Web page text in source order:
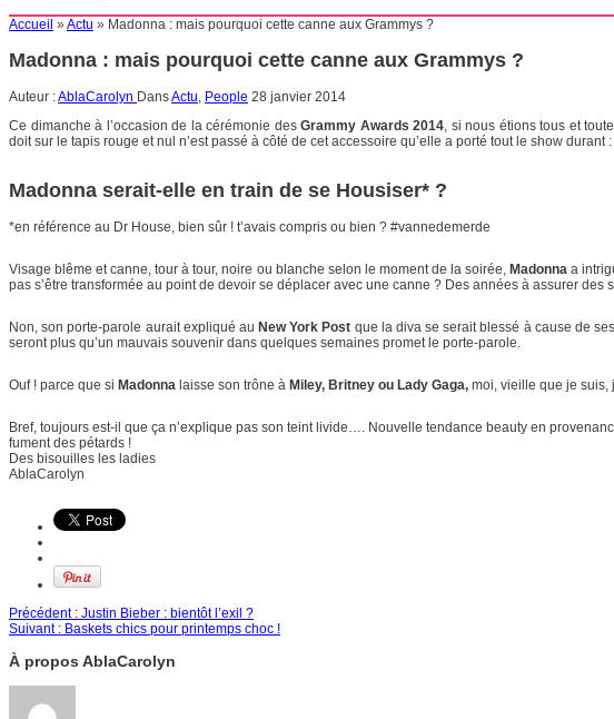
Accueil » Actu » Madonna : mais pourquoi cette canne aux Grammys ?
Madonna : mais pourquoi cette canne aux Grammys ?
Auteur :AblaCarolyn DansActu People 28 janvier 2014
Ce dimanche à l’occasion de la cérémonie desGrammy Awards 2014 , si nous étions tous et
doit sur le tapis rouge et nul n’est passé à côté de cet accessoire qu’elle a porté tout le show durant
Madonna serait-elle en train de se Housiser* ?
*en référence au Dr House, bien sûr ! t’avais compris ou bien ? #vannedemerde
Visage blême et canne, tour à tour, noire ou blanche selon le moment de la soirée,Madonna a
pas s’être transformée au point de devoir se déplacer avec une canne ? Des années à assurer
Non, son porte-parole aurait expliqué au New York Post que la diva se serait blessé à cause de
seront plus qu’un mauvais souvenir dans quelques semaines promet le porte-parole.
Ouf ! parce que si Madonna laisse son trône à Miley, Britney ou Lady Gaga, moi, vieille que je suis,
Bref, toujours est-il que ça n’explique pas son teint livide…. Nouvelle tendance beauty en
fument des pétards !
Des bisouilles les ladies
AblaCarolyn
Précédent : Justin Bieber : bientôt l’exil ?
Suivant : Baskets chics pour printemps choc !
À propos AblaCarolyn